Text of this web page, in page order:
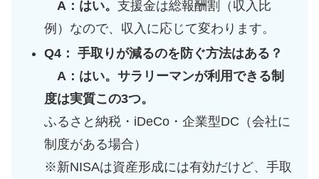
A：はい。 支援金は総報酬割（収入比
例）なので、収入に応じて変わります。
Q4： 手取りが減るのを防ぐ方法はある？
A：はい。サラリーマンが利用できる制
度は実質この3つ。
ふるさと納税・iDeCo・企業型DC（会社に
制度がある場合）
※新NISAは資産形成には有効だけど、手取